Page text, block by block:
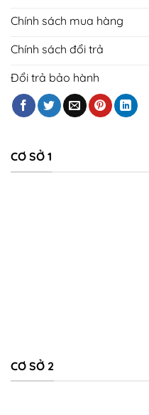
Chính sách mua hàng
Chính sách đổi trả
Đổi trả bảo hành
CƠ SỞ 1
CƠ SỞ 2